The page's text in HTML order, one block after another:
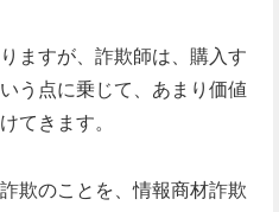
ますが、詐欺師は、購入す
う点に乗じて、あまり価値
てきます。
欺のことを、情報商材詐欺